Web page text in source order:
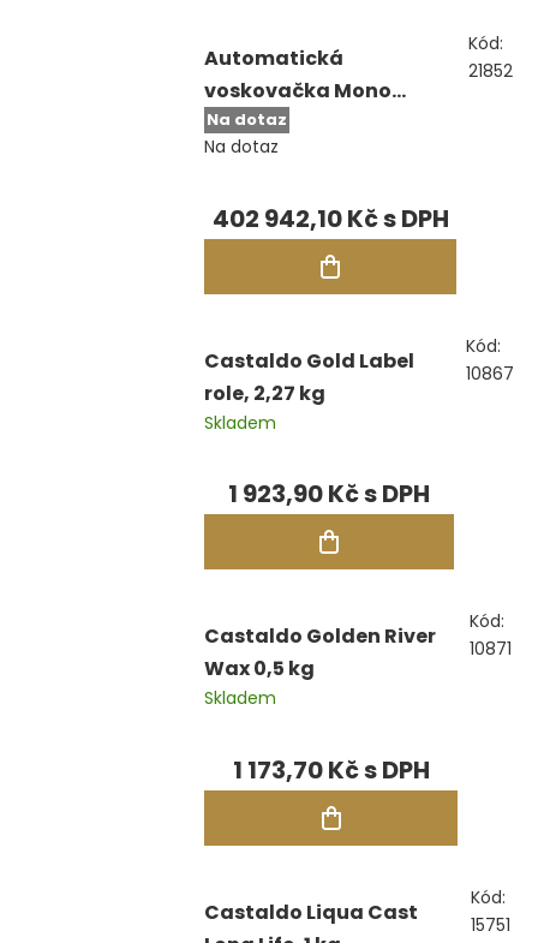
Na dotaz
Automatická
voskovačka Mono
Vision Touch
Na dotaz
402 942,10 Kč
Kód:
21852
Castaldo Gold Label
role, 2,27 kg
Skladem
1 923,90 Kč
Kód:
10867
Castaldo Golden River
Wax 0,5 kg
Skladem
1 173,70 Kč
Kód:
10871
Castaldo Liqua Cast
Kód:
15751